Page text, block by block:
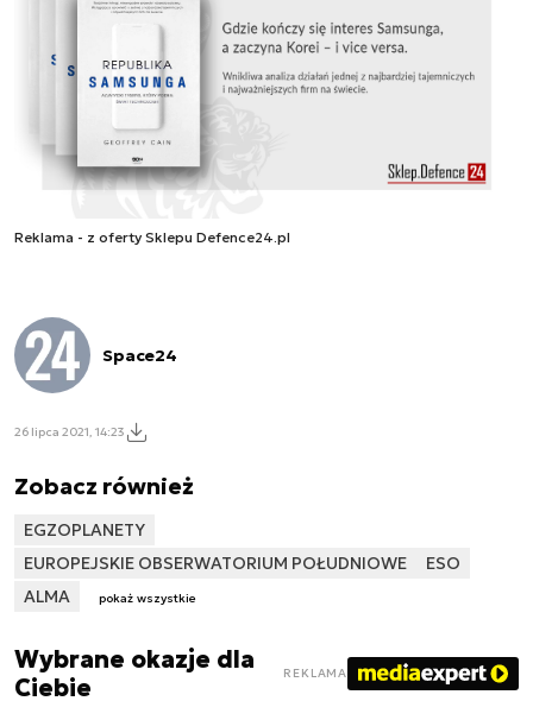
Reklama - z oferty Sklepu Defence24.pl
Space24
26 lipca 2021, 14:23
Zobacz również
EGZOPLANETY
EUROPEJSKIE OBSERWATORIUM POŁUDNIOWE
ESO
ALMA
pokaż wszystkie
Wybrane okazje dla
Ciebie
REKLAMA